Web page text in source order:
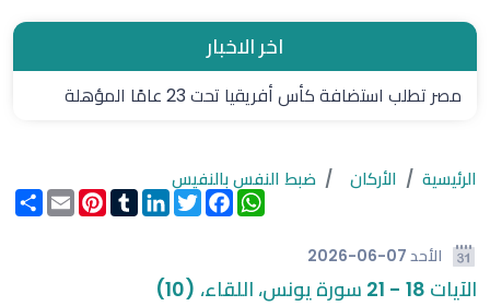
اخر الاخبار
مصر تطلب استضافة كأس أفريقيا تحت 23 عامًا المؤهلة
الرئيسية الأركان ضبط النفس بالنفيس
انشرEmail
PinterestTumblrLinkedInTwitter
Facebook
WhatsApp
الأحد 2026-06-07
الآيات 18 - 21 سورة يونس، اللقاء، (10)